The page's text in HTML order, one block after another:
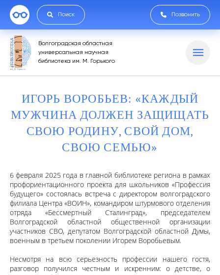
Поиск Позвонить
Волгоградская областная
универсальная научная
библиотека им. М. Горького
ИГОРЬ ВОРОБЬЕВ: «КАЖДЫЙ
МУЖЧИНА ДОЛЖЕН ЗАЩИЩАТЬ
СВОЮ РОДИНУ, СВОЙ ДОМ,
СВОЮ СЕМЬЮ»
6 февраля 2025 года в главной библиотеке региона в рамках
профориентационного проекта для школьников «Профессия
будущего» состоялась встреча с директором волгоградского
филиала Центра «ВОИН», командиром штурмового отделения
отряда «Бессмертный Сталинград», председателем
Волгоградской областной общественной организации
участников СВО, депутатом Волгоградской областной Думы,
военным в третьем поколении Игорем Воробьевым.
Несмотря на всю серьезность профессии нашего гостя,
разговор получился честным и искренним: о детстве, о